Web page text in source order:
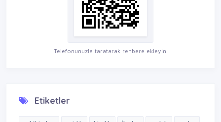
Telefonunuzla taratarak rehbere ekleyin.
Etiketler